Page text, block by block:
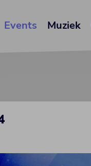
Events Muziek